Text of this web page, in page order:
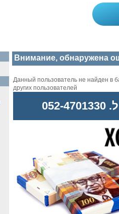
Внимание, обнаружена
Данный пользователь не найден в
других пользователей